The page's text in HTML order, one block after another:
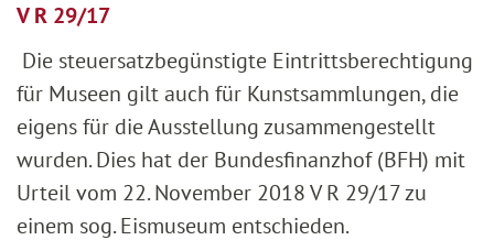
V R 29/17
Die steuersatzbegünstigte Eintrittsberechtigung
für Museen gilt auch für Kunstsammlungen, die
eigens für die Ausstellung zusammengestellt
wurden. Dies hat der Bundesfinanzhof (BFH) mit
Urteil vom 22. November 2018 V R 29/17 zu
einem sog. Eismuseum entschieden.